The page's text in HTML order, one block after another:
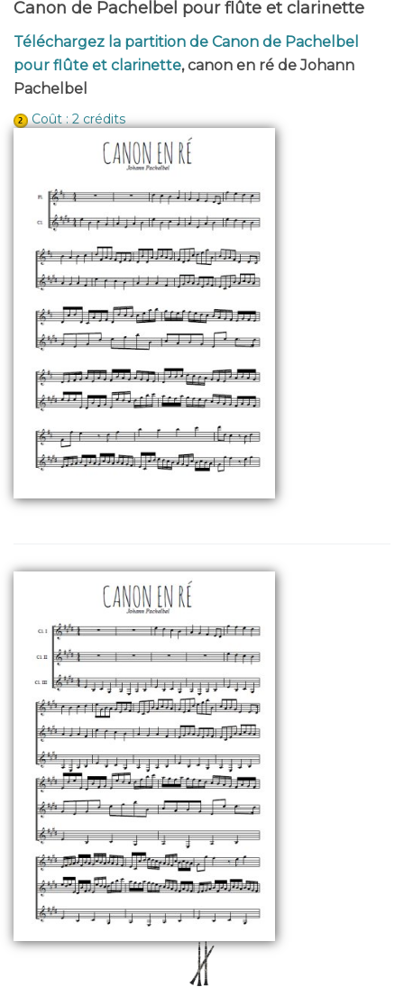
Canon de Pachelbel pour flûte et clarinette
Téléchargez la partition de Canon de Pachelbel
pour flûte et clarinette, canon en ré de Johann
Pachelbel
Coût : 2 crédits